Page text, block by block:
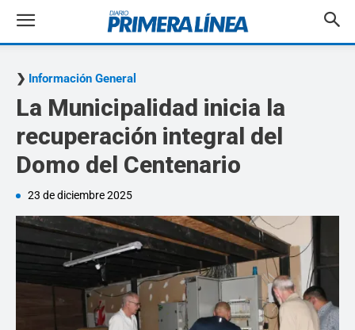
Información General
La Municipalidad inicia la
recuperación integral del
Domo del Centenario
23 de diciembre 2025